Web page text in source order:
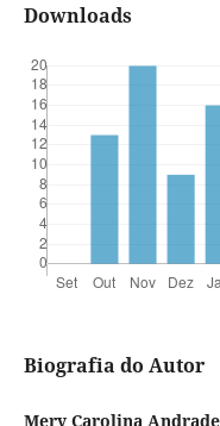
Downloads
Biografia do Autor
Mery Carolina